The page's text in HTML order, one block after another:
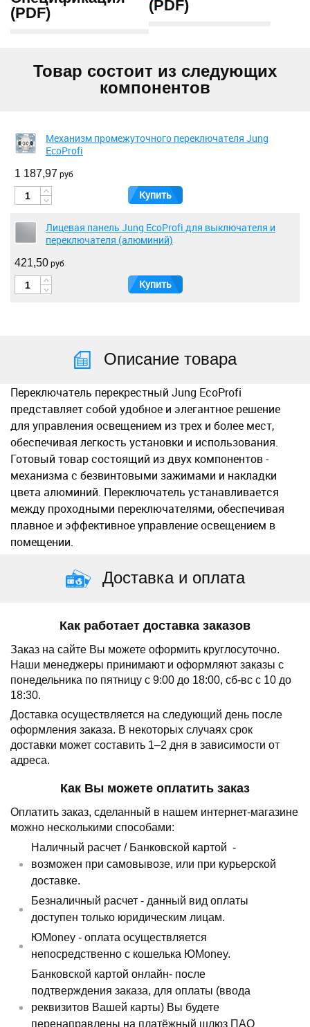
(PDF)
(PDF)
Товар состоит из следующих
компонентов
Механизм промежуточного переключателя Jung
EcoProfi
1 187,97 руб
Купить
Лицевая панель Jung EcoProfi для выключателя и
переключателя (алюминий)
421,50руб
Купить
Описание товара
Переключатель перекрестный Jung EcoProfi
представляет собой удобное и элегантное решение
для управления освещением из трех и более мест,
обеспечивая легкость установки и использования.
Готовый товар состоящий из двух компонентов -
механизма с безвинтовыми зажимами и накладки
цвета алюминий. Переключатель устанавливается
между проходными переключателями, обеспечивая
плавное и эффективное управление освещением в
помещении.
Доставка и оплата
Как работает доставка заказов
Заказ на сайте Вы можете оформить круглосуточно.
Наши менеджеры принимают и оформляют заказы с
понедельника по пятницу с 9:00 до 18:00, сб-вс с 10 до
18:30.
Доставка осуществляется на следующий день после
оформления заказа. В некоторых случаях срок
доставки может составить 1–2 дня в зависимости от
адреса.
Как Вы можете оплатить заказ
Оплатить заказ, сделанный в нашем интернет-магазине
можно несколькими способами:
Наличный расчет / Банковской картой -
возможен при самовывозе, или при курьерской
доставке.
Безналичный расчет - данный вид оплаты
доступен только юридическим лицам.
ЮMoney - оплата осуществляется
непосредственно с кошелька ЮMoney.
Банковской картой онлайн- после
подтверждения заказа, для оплаты (ввода
реквизитов Вашей карты) Вы будете
перенаправлены на платёжный шлюз ПАО